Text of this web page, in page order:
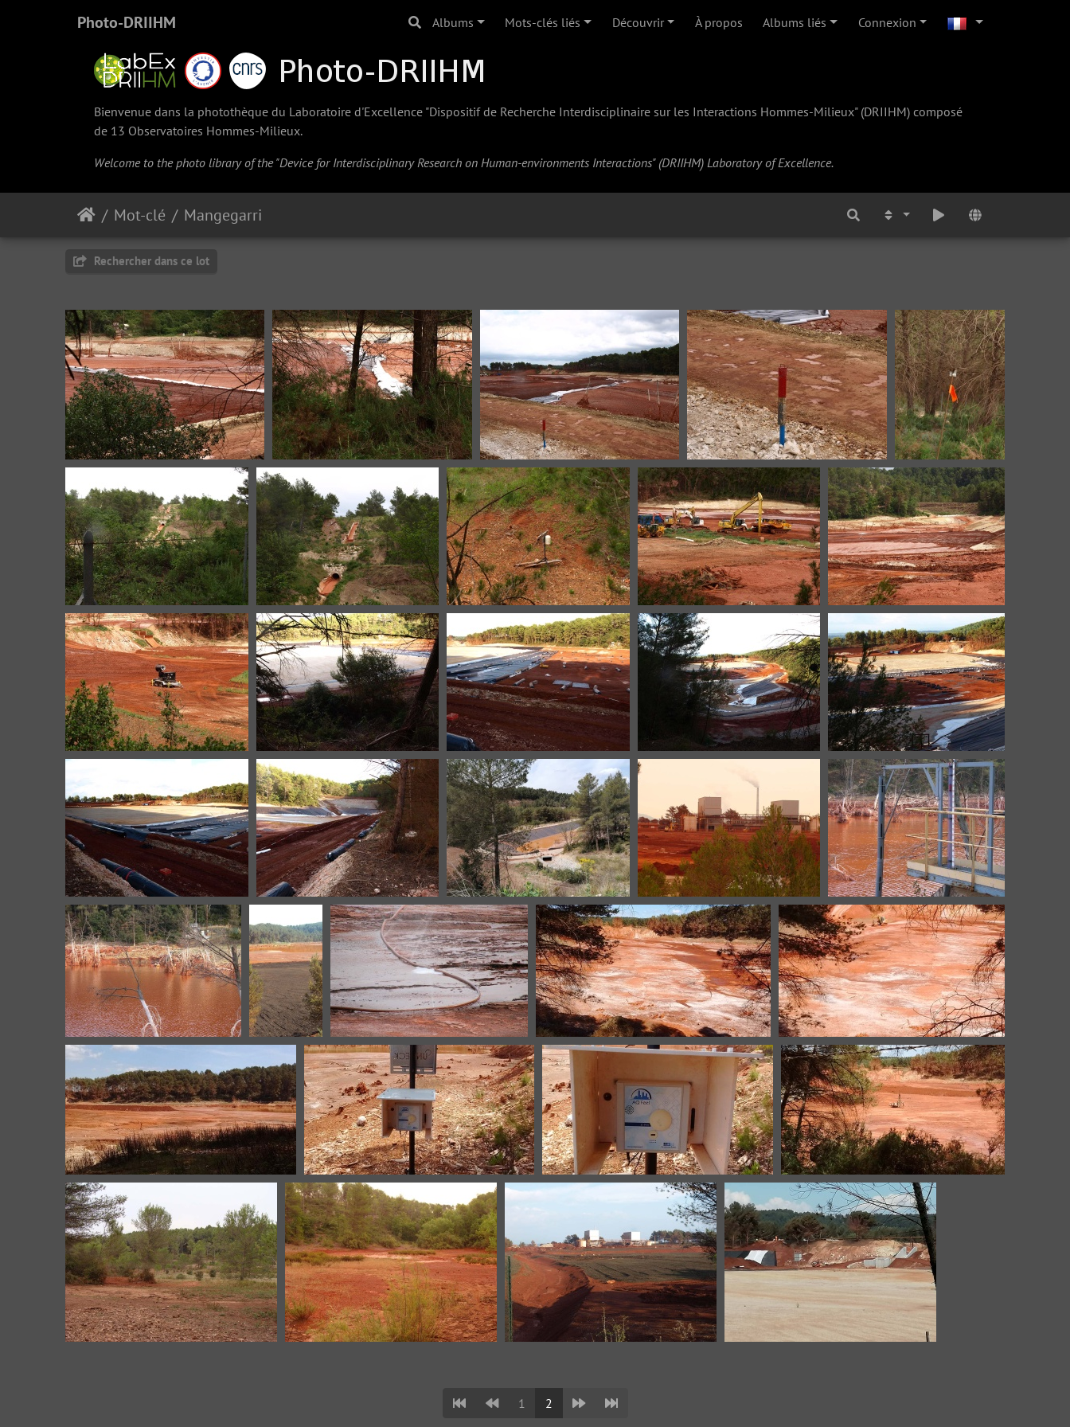
Photo-DRIIHM Albums Mots-clés liés Découvrir À propos Albums liés Connexion
Bienvenue dans la photothèque du Laboratoire d'Excellence "Dispositif de Recherche Interdisciplinaire sur les Interactions Hommes-Milieux" (DRIIHM) composé
de 13 Observatoires Hommes-Milieux.
Welcome to the photo library of the "Device for Interdisciplinary Research on Human-environments Interactions" (DRIIHM) Laboratory of Excellence.
Mot-clé Mangegarri
Rechercher dans ce lot
Mangegarri-B7-20200612-12 Mangegarri-B7-20200612-14 Mangegarri-B7-20200612-15 Mangegarri-B7-20200612-16
Mangegarri-B7-
20200612-18
Mangegarri-B7-20200612-20 Mangegarri-B7-20200612-23 Mangegarri-B7-20200612-5 Mangegarri-B7-20200612-6 Mangegarri-B7-20200612-7
Mangegarri-B7-20200921-4 Mangegarri-B7-20200921-5 Mangegarri-B7-20200921-7
Mangegarri-B7-20200921-8 Mangegarri-B7-20200921-9 Mangegarri-B7-20210420-1 Mangegarri-B5-20161006-3 Mangegarri-B7-20110119-1
Mangegarri-B7-20110119-2
Mangegarri-
B7-
20130423-4
Mangegarri-B7-20161006-14 Mangegarri-B7-20190313-2 Mangegarri-B7-20190313-4
Mangegarri-B7-20190417-1 Mangegarri-B7-20190417-2 Mangegarri-B7-20190417-3 Mangegarri-B7-20190509-7
1 2